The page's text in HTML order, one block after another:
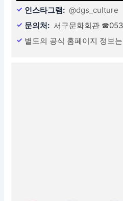
인스타그램: @dgs_culture
문의처: 서구문화회관
별도의 공식 홈페이지 정보